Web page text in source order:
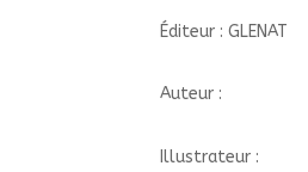
Éditeur : GLENAT
Auteur :
Illustrateur :